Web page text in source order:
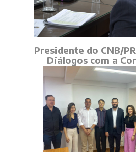
Presidente do CNB/
Diálogos com a